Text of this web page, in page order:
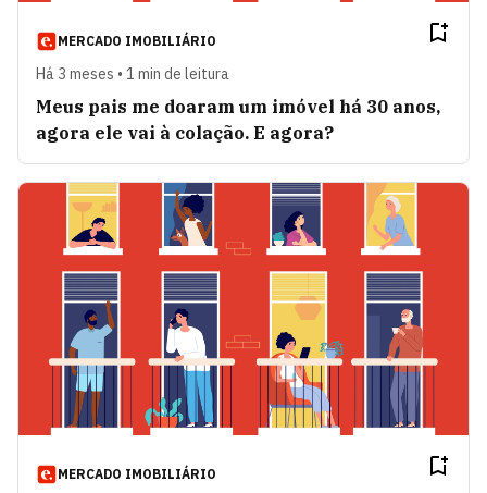
MERCADO IMOBILIÁRIO
Há 3 meses • 1 min de leitura
Meus pais me doaram um imóvel há 30 anos,
agora ele vai à colação. E agora?
MERCADO IMOBILIÁRIO